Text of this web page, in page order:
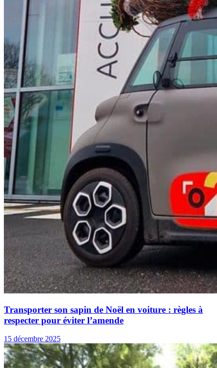
Transporter son sapin de Noël en voiture : règles à
respecter pour éviter l’amende
15 décembre 2025